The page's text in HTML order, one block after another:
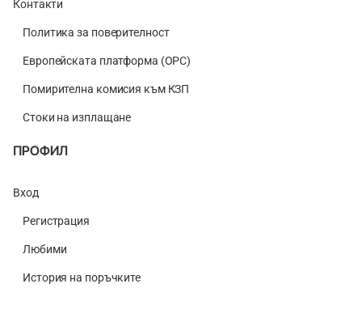
Контакти
Политика за поверителност
Европейската платформа (ОРС)
Помирителна комисия към КЗП
Стоки на изплащане
ПРОФИЛ
Вход
Регистрация
Любими
История на поръчките